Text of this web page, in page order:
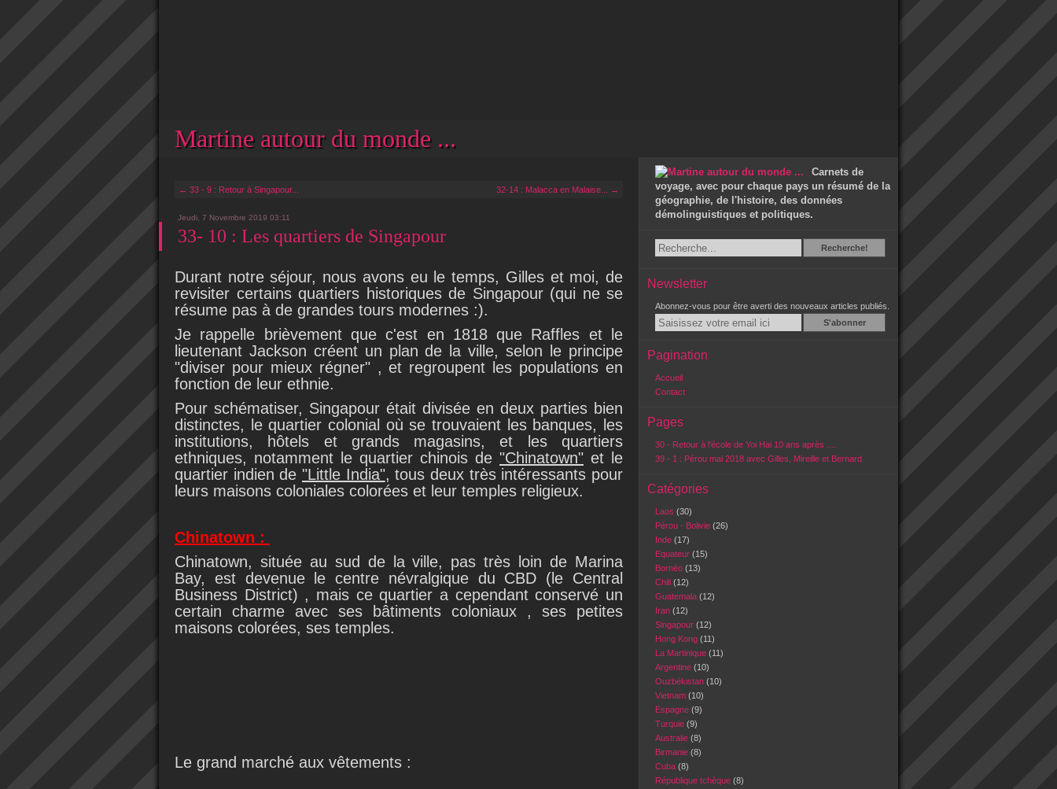
Martine autour du monde ...
← 33 - 9 : Retour à Singapour... 32-14 : Malacca en Malaise... →
Jeudi, 7 Novembre 2019 03:11
33- 10 : Les quartiers de Singapour
Durant notre séjour, nous avons eu le temps, Gilles et moi, de
revisiter certains quartiers historiques de Singapour (qui ne se
résume pas à de grandes tours modernes :).
Je rappelle brièvement que c'est en 1818 que Raffles et le
lieutenant Jackson créent un plan de la ville, selon le principe
"diviser pour mieux régner" , et regroupent les populations en
fonction de leur ethnie.
Pour schématiser, Singapour était divisée en deux parties bien
distinctes, le quartier colonial où se trouvaient les banques, les
institutions, hôtels et grands magasins, et les quartiers
ethniques, notamment le quartier chinois de "Chinatown" et le
quartier indien de "Little India", tous deux très intéressants pour
leurs maisons coloniales colorées et leur temples religieux.
Chinatown :
Chinatown, située au sud de la ville, pas très loin de Marina
Bay, est devenue le centre névralgique du CBD (le Central
Business District) , mais ce quartier a cependant conservé un
certain charme avec ses bâtiments coloniaux , ses petites
maisons colorées, ses temples.
Le grand marché aux vêtements :
Carnets de
voyage, avec pour chaque pays un résumé de la
géographie, de l'histoire, des données
démolinguistiques et politiques.
RechercheRecherche!
Newsletter
Abonnez-vous pour être averti des nouveaux articles publiés.
Email
Pagination
Accueil
Contact
Pages
30 - Retour à l'école de Yoi Hai 10 ans après ....
39 - 1 : Pérou mai 2018 avec Gilles, Mireille et Bernard
Catégories
Laos (30)
Pérou - Bolivie (26)
Inde (17)
Equateur (15)
Bornéo (13)
Chili (12)
Guatemala (12)
Iran (12)
Singapour (12)
Hong Kong (11)
La Martinique (11)
Argentine (10)
Ouzbékistan (10)
Vietnam (10)
Espagne (9)
Turquie (9)
Australie (8)
Birmanie (8)
Cuba (8)
République tchèque (8)